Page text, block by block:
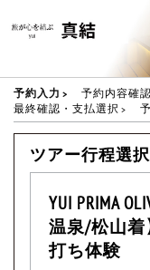
予約入力 予約内容確認
最終確認・支払選択
ツアー行程選択
YUI PRIMA
温泉/松山
打ち体験